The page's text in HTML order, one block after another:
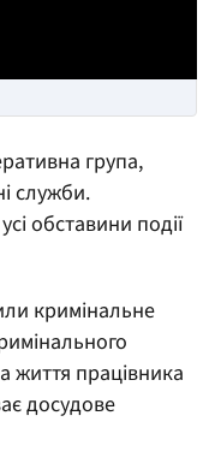
група,
служби.
обставини події
кримінальне
життя працівника
досудове